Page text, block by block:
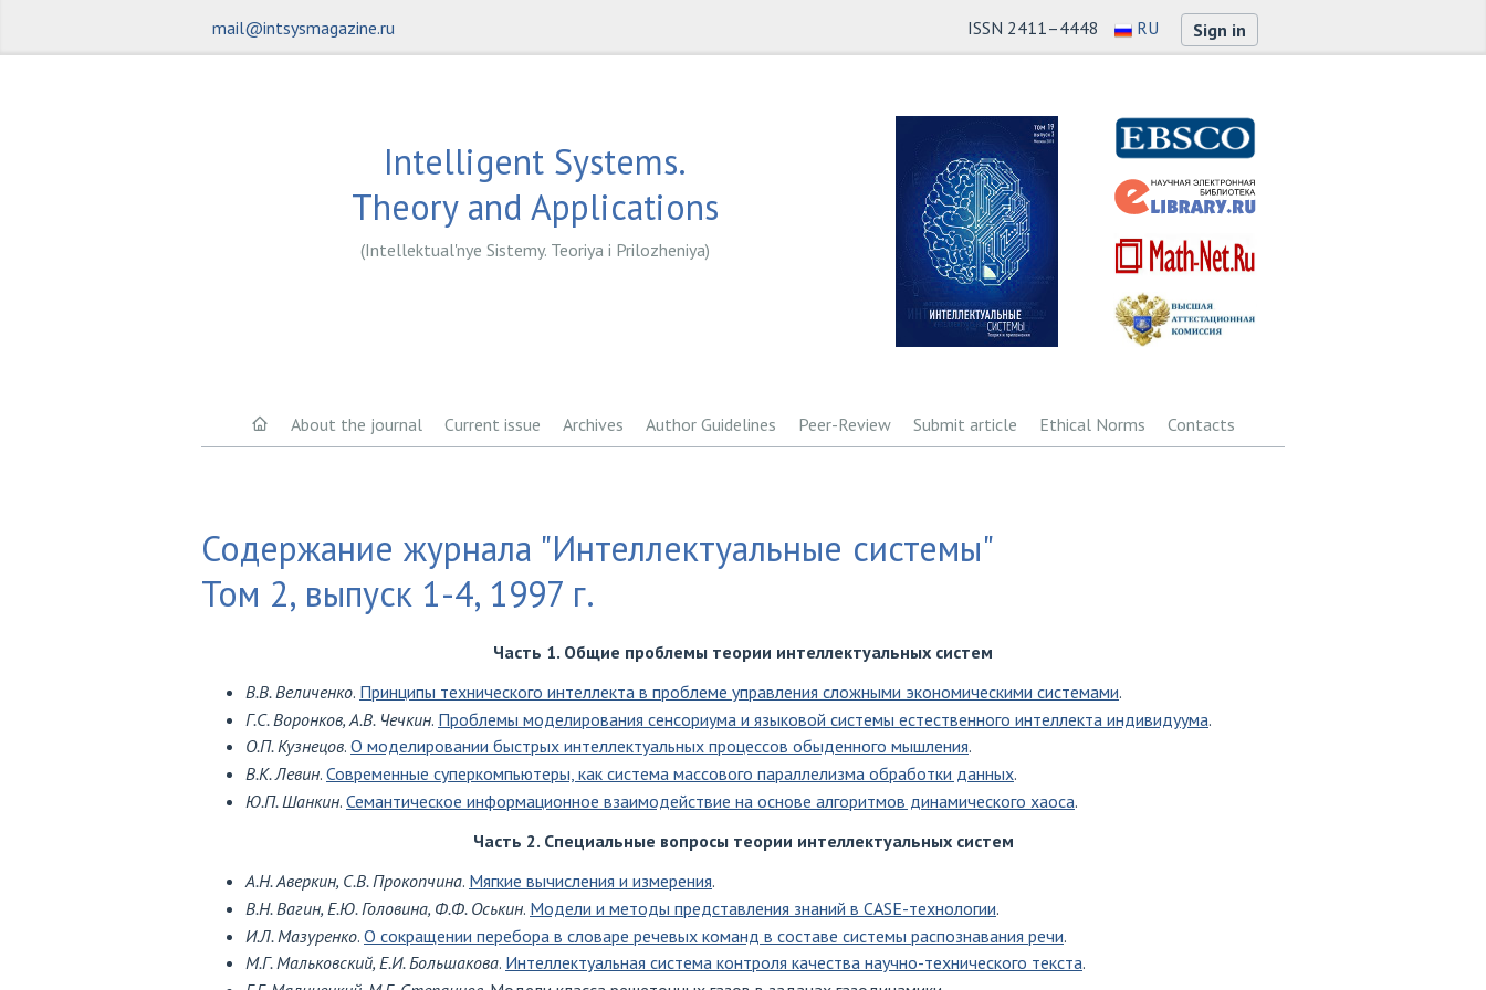
ISSN 2411–4448 RU
mail@intsysmagazine.ru Sign in
Intelligent Systems.
Theory and Applications
(Intellektual'nye Sistemy. Teoriya i Prilozheniya)
About the journal Current issue Archives Author Guidelines Peer-Review Submit article Ethical Norms Contacts
Содержание журнала "Интеллектуальные системы"
Том 2, выпуск 1-4, 1997 г.
Часть 1. Общие проблемы теории интеллектуальных систем
В.В. Величенко. Принципы технического интеллекта в проблеме управления сложными экономическими системами.
Г.С. Воронков, А.В. Чечкин. Проблемы моделирования сенсориума и языковой системы естественного интеллекта индивидуума.
О.П. Кузнецов. О моделировании быстрых интеллектуальных процессов обыденного мышления.
В.К. Левин. Современные суперкомпьютеры, как система массового параллелизма обработки данных.
Ю.П. Шанкин. Семантическое информационное взаимодействие на основе алгоритмов динамического хаоса.
Часть 2. Специальные вопросы теории интеллектуальных систем
А.Н. Аверкин, С.В. Прокопчина. Мягкие вычисления и измерения.
В.Н. Вагин, Е.Ю. Головина, Ф.Ф. Оськин. Модели и методы представления знаний в CASE-технологии.
И.Л. Мазуренко. О сокращении перебора в словаре речевых команд в составе системы распознавания речи.
М.Г. Мальковский, Е.И. Большакова. Интеллектуальная система контроля качества научно-технического текста.